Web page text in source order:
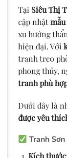
Tại Siêu Thị
cập nhật
xu hướng
hiện đại. Với
tranh treo
phong thủy,
tranh phù
Dưới đây là
được yêu
Tranh